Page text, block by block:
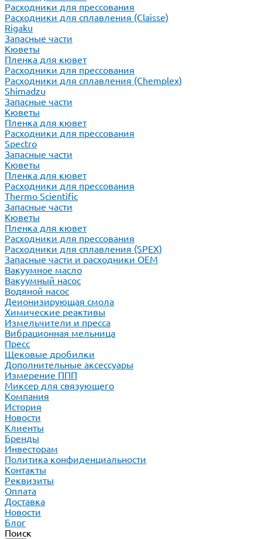
Расходники для прессования
Расходники для сплавления (Claisse)
Rigaku
Запасные части
Кюветы
Пленка для кювет
Расходники для прессования
Расходники для сплавления (Chemplex)
Shimadzu
Запасные части
Кюветы
Пленка для кювет
Расходники для прессования
Spectro
Запасные части
Кюветы
Пленка для кювет
Расходники для прессования
Thermo Scientific
Запасные части
Кюветы
Пленка для кювет
Расходники для прессования
Расходники для сплавления (SPEX)
Запасные части и расходники ОЕМ
Вакуумное масло
Вакуумный насос
Водяной насос
Деионизирующая смола
Химические реактивы
Измельчители и пресса
Вибрационная мельница
Пресс
Щековые дробилки
Дополнительные аксессуары
Измерение ППП
Миксер для связующего
Компания
История
Новости
Клиенты
Бренды
Инвесторам
Политика конфиденциальности
Контакты
Реквизиты
Оплата
Доставка
Новости
Блог
Поиск